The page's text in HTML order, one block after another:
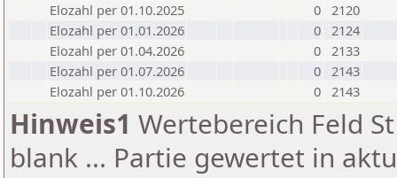
Elozahl per 01.10.2025
0 2120
Elozahl per 01.01.2026
0 2124
Elozahl per 01.04.2026
0 2133
Elozahl per 01.07.2026
0 2143
Elozahl per 01.10.2026
0 2143
Hinweis1 Wertebereich Feld
blank ... Partie gewertet in